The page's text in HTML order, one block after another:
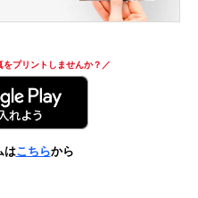
プリントしませんか？／
はこちらから